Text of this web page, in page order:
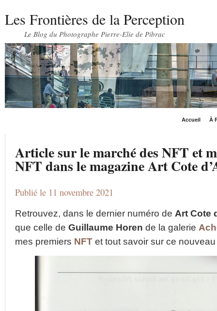
Les Frontières de la Perception
Le Blog du Photographe Pierre-Elie de Pibrac
Accueil À
Article sur le marché des NFT et
NFT dans le magazine Art Cote
Publié le 11 novembre 2021
Retrouvez, dans le dernier numéro de Art Cote
que celle de Guillaume Horen de la galerie
mes premiers NFT et tout savoir sur ce nouveau